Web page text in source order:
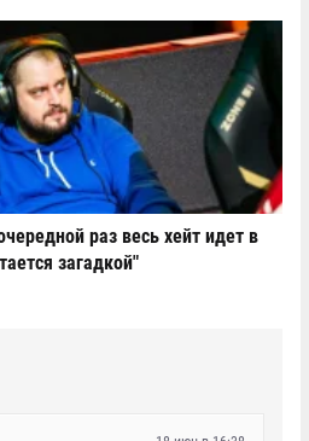
раз весь хейт идет в
загадкой"